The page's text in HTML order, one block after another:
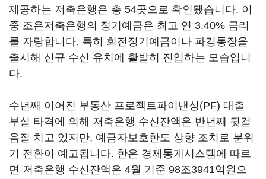
제공하는 저축은행은 총 54곳으로 확인됐습니다. 이
중 조은저축은행의 정기예금은 최고 연 3.40% 금리
를 자랑합니다. 특히 회전정기예금이나 파킹통장을
출시해 신규 수신 유치에 활발히 진입하는 모습입니
다.
수년째 이어진 부동산 프로젝트파이낸싱(PF) 대출
부실 타격에 의해 저축은행 수신잔액은 반년째 뒷걸
음질 치고 있지만, 예금자보호한도 상향 조치로 분위
기 전환이 예고됩니다. 한은 경제통계시스템에 따르
면 저축은행 수신잔액은 4월 기준 98조3941억원으